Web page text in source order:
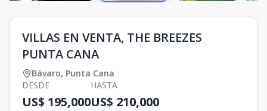
VILLAS EN VENTA, THE BREEZES
PUNTA CANA
Bávaro, Punta Cana
DESDE
US$ 195,000
HASTA
US$ 210,000